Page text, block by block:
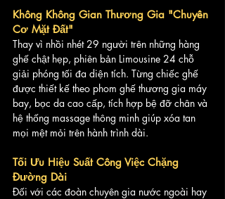
Không Không Gian Thương Gia "Chuyên
Cơ Mặt Đất"
Thay vì nhồi nhét 29 người trên những hàng
ghế chật hẹp, phiên bản Limousine 24 chỗ
giải phóng tối đa diện tích. Từng chiếc ghế
được thiết kế theo phom ghế thương gia máy
bay, bọc da cao cấp, tích hợp bệ đỡ chân và
hệ thống massage thông minh giúp xóa tan
mọi mệt mỏi trên hành trình dài.
Tối Ưu Hiệu Suất Công Việc Chặng
Đường Dài
Đối với các đoàn chuyên gia nước ngoài hay